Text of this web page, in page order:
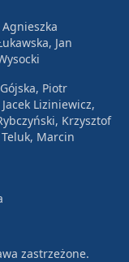
Jan
Piotr
Liziniewicz,
Krzysztof
Marcin
zastrzeżone.